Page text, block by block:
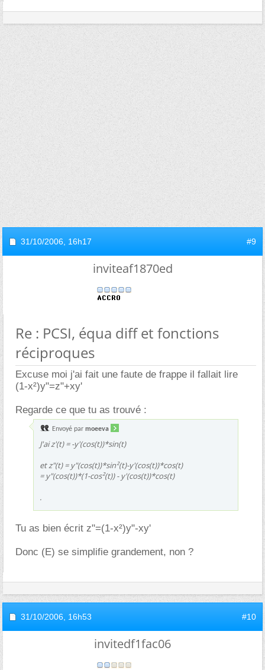
31/10/2006, 16h17 #9
inviteaf1870ed
Re : PCSI, équa diff et fonctions
réciproques
Excuse moi j'ai fait une faute de frappe il fallait lire
(1-x²)y"=z"+xy'
Regarde ce que tu as trouvé :
Envoyé par moeeva
J'ai z'(t) = -y'(cos(t))*sin(t)
et z"(t) = y"(cos(t))*sin²(t)-y'(cos(t))*cos(t)
= y"(cos(t))*(1-cos²(t)) - y'(cos(t))*cos(t)
.
Tu as bien écrit z"=(1-x²)y"-xy'
Donc (E) se simplifie grandement, non ?
31/10/2006, 16h53 #10
invitedf1fac06